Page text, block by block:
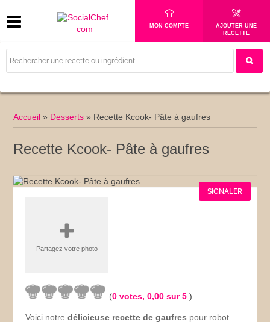
MON COMPTE
AJOUTER UNE
RECETTE
Accueil » Desserts » Recette Kcook- Pâte à gaufres
Recette Kcook- Pâte à gaufres
SIGNALER
Partagez votre photo
(0 votes,0,00 sur 5)
Voici notre délicieuse recette de gaufres pour robot